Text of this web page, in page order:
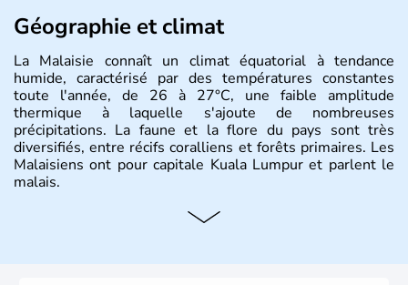
Géographie et climat
La Malaisie connaît un climat équatorial à tendance
humide, caractérisé par des températures constantes
toute l'année, de 26 à 27°C, une faible amplitude
thermique à laquelle s'ajoute de nombreuses
précipitations. La faune et la flore du pays sont très
diversifiés, entre récifs coralliens et forêts primaires. Les
Malaisiens ont pour capitale Kuala Lumpur et parlent le
malais.
Histoire et administration